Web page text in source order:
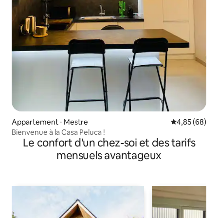
Appartement ⋅ Mestre Évaluation
4,85 (68)
Bienvenue à la Casa Peluca !
Le confort d'un chez-soi et des tarifs
mensuels avantageux